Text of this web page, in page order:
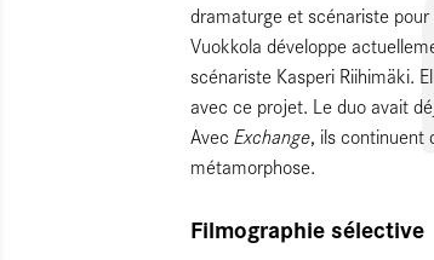
dramaturge et scénariste pour
Vuokkola développe
scénariste Kasperi Riihimäki.
avec ce projet. Le duo avait
Avec Exchange, ils continuent
métamorphose.
Filmographie sélective